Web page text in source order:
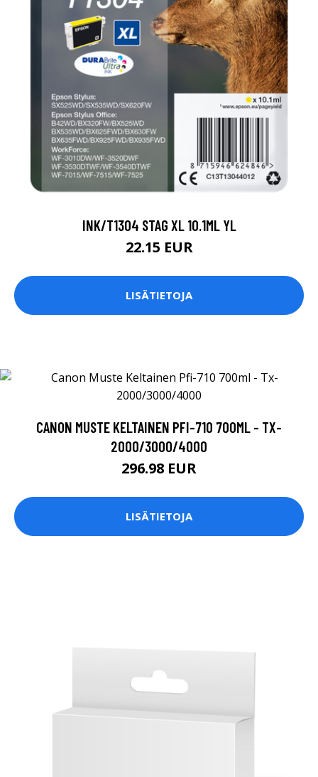
INK/T1304 STAG XL 10.1ML YL
22.15 EUR
LISÄTIETOJA
CANON MUSTE KELTAINEN PFI-710 700ML - TX-
2000/3000/4000
296.98 EUR
LISÄTIETOJA